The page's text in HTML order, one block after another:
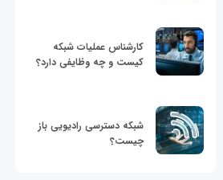
کارشناس عملیات شبکه
کیست و چه وظایفی دارد؟
شبکه دسترسی رادیویی باز
چیست؟